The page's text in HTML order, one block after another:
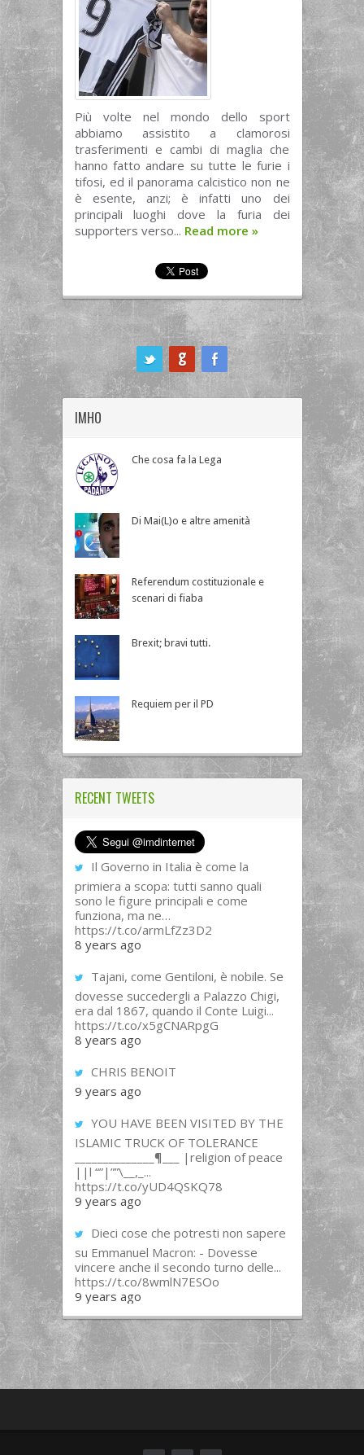
Più volte nel mondo dello sport
abbiamo assistito a clamorosi
trasferimenti e cambi di maglia che
hanno fatto andare su tutte le furie i
tifosi, ed il panorama calcistico non ne
è esente, anzi; è infatti uno dei
principali luoghi dove la furia dei
supporters verso... Read more »
IMHO
Che cosa fa la Lega
Di Mai(L)o e altre amenità
Referendum costituzionale e
scenari di fiaba
Brexit; bravi tutti.
Requiem per il PD
RECENT TWEETS
Il Governo in Italia è come la
primiera a scopa: tutti sanno quali
sono le figure principali e come
funziona, ma ne…
https://t.co/armLfZz3D2
8 years ago
Tajani, come Gentiloni, è nobile. Se
dovesse succedergli a Palazzo Chigi,
era dal 1867, quando il Conte Luigi...
https://t.co/x5gCNARpgG
8 years ago
CHRIS BENOIT
9 years ago
YOU HAVE BEEN VISITED BY THE
ISLAMIC TRUCK OF TOLERANCE
______________¶___ |religion of peace
||l “”|””\__,_...
https://t.co/yUD4QSKQ78
9 years ago
Dieci cose che potresti non sapere
su Emmanuel Macron: - Dovesse
vincere anche il secondo turno delle...
https://t.co/8wmlN7ESOo
9 years ago